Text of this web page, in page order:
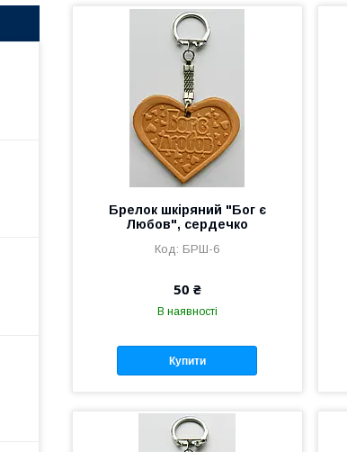
Брелок шкіряний "Бог є
Любов", сердечко
БРШ-6
50 ₴
В наявності
Купити